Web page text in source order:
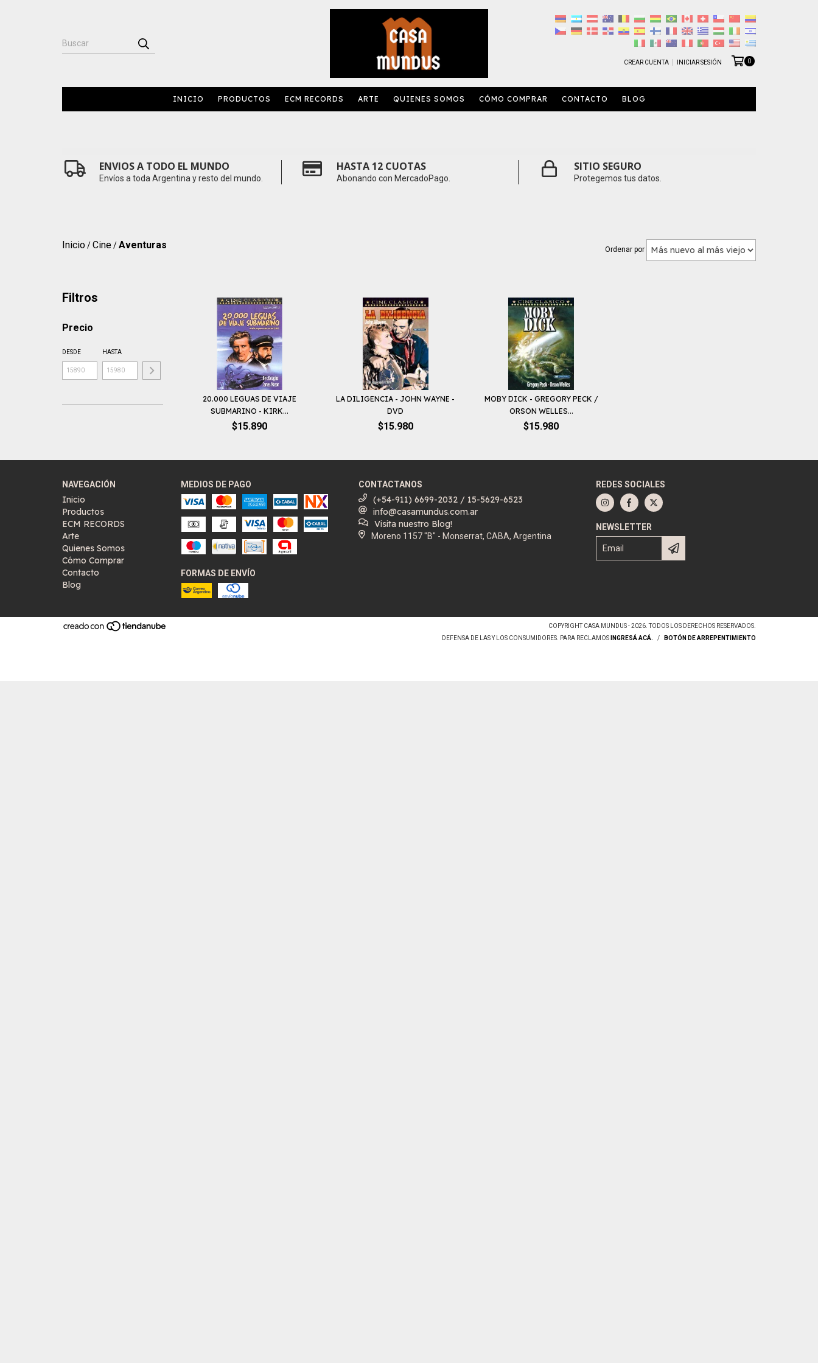
CREAR CUENTA INICIAR SESIÓN 0
INICIO PRODUCTOS ECM RECORDS ARTE QUIENES SOMOS CÓMO COMPRAR CONTACTO BLOG
ENVIOS A TODO EL MUNDO
Envíos a toda Argentina y resto del mundo.
HASTA 12 CUOTAS
Abonando con MercadoPago.
SITIO SEGURO
Protegemos tus datos.
Inicio/Cine/Aventuras Ordenar por
Filtros
Precio
DESDE HASTA
20.000 LEGUAS DE VIAJE
SUBMARINO - KIRK...
$15.890
LA DILIGENCIA - JOHN WAYNE -
DVD
$15.980
MOBY DICK - GREGORY PECK /
ORSON WELLES...
$15.980
NAVEGACIÓN
Inicio
Productos
ECM RECORDS
Arte
Quienes Somos
Cómo Comprar
Contacto
Blog
MEDIOS DE PAGO
FORMAS DE ENVÍO
CONTACTANOS
(+54-911) 6699-2032 / 15-5629-6523
info@casamundus.com.ar
Visita nuestro Blog!
Moreno 1157 "B" - Monserrat, CABA, Argentina
REDES SOCIALES
NEWSLETTER
COPYRIGHT CASA MUNDUS - 2026. TODOS LOS DERECHOS RESERVADOS.
DEFENSA DE LAS Y LOS CONSUMIDORES. PARA RECLAMOS
INGRESÁ ACÁ. / BOTÓN DE ARREPENTIMIENTO